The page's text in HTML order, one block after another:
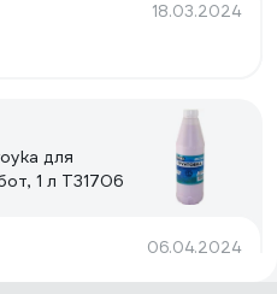
18.03.2024
для
1 л Т31706
06.04.2024
под покраску